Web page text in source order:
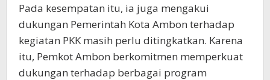
Pada kesempatan itu, ia juga mengakui
dukungan Pemerintah Kota Ambon terhadap
kegiatan PKK masih perlu ditingkatkan. Karena
itu, Pemkot Ambon berkomitmen memperkuat
dukungan terhadap berbagai program